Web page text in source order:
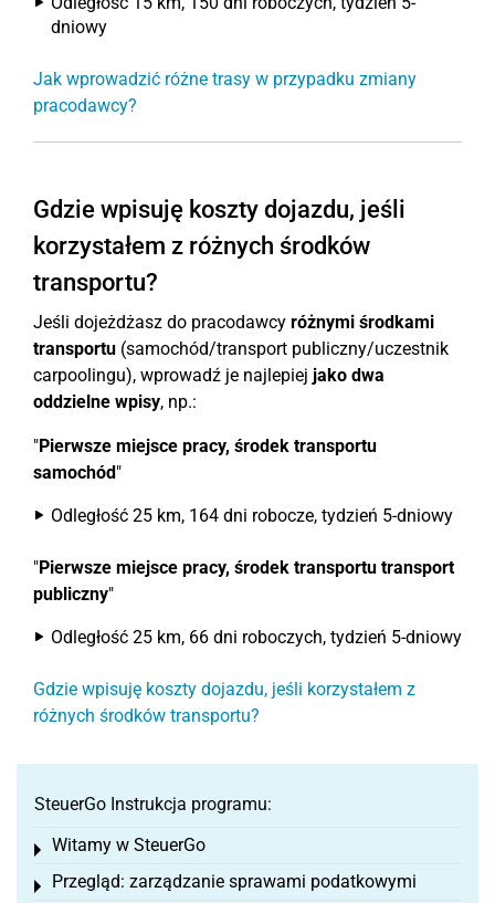
dniowy
Jak wprowadzić różne trasy w przypadku zmiany
pracodawcy?
Gdzie wpisuję koszty dojazdu, jeśli
korzystałem z różnych środków
transportu?
Jeśli dojeżdżasz do pracodawcy różnymi środkami
transportu (samochód/transport publiczny/uczestnik
carpoolingu), wprowadź je najlepiej jako dwa
oddzielne wpisy, np.:
"Pierwsze miejsce pracy, środek transportu
samochód"
Odległość 25 km, 164 dni robocze, tydzień 5-dniowy
"Pierwsze miejsce pracy, środek transportu transport
publiczny"
Odległość 25 km, 66 dni roboczych, tydzień 5-dniowy
Gdzie wpisuję koszty dojazdu, jeśli korzystałem z
różnych środków transportu?
SteuerGo Instrukcja programu:
Witamy w SteuerGo
Toggle menu
Przegląd: zarządzanie sprawami podatkowymi
Toggle menu